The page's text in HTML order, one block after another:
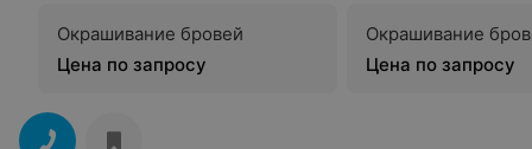
Окрашивание бровей
Цена по запросу
Окрашивание
Цена по запросу